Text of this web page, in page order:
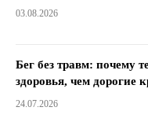
03.08.2026
Бег без травм: почему
здоровья, чем дорогие
24.07.2026